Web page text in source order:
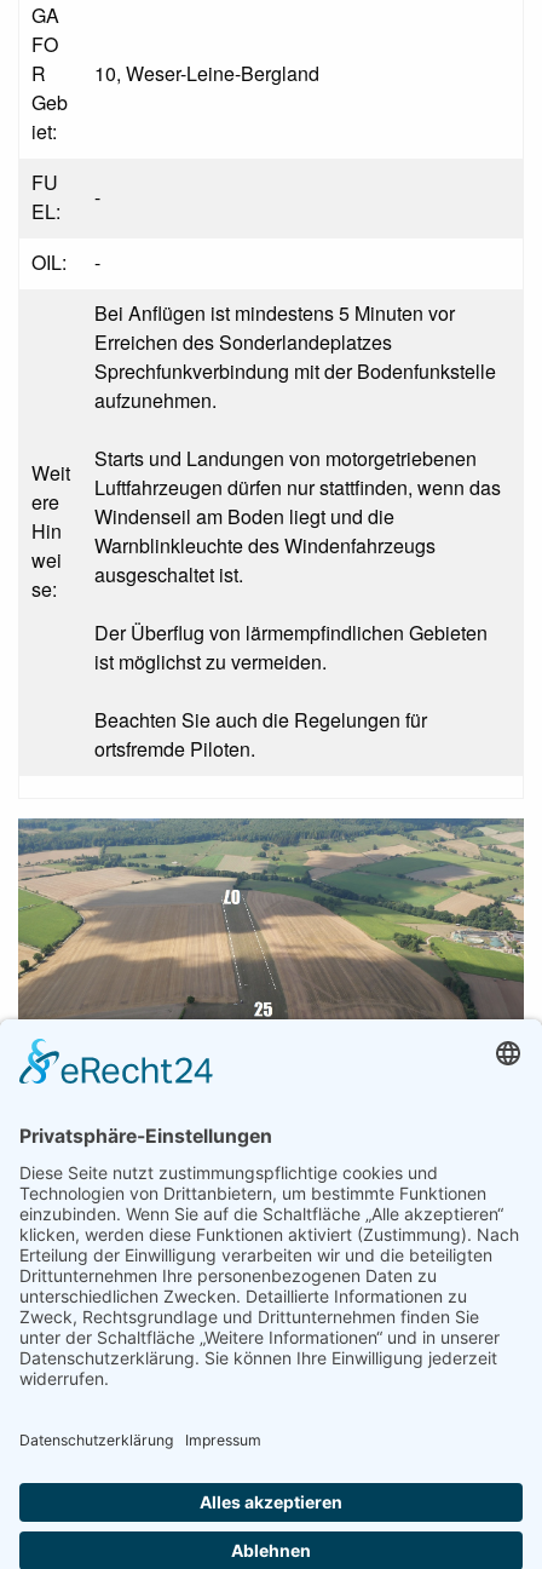
GA
FO
R
Geb
iet:
10, Weser-Leine-Bergland
FU
EL:
-
OIL: -
Weit
ere
Hin
wei
se:
Bei Anflügen ist mindestens 5 Minuten vor
Erreichen des Sonderlandeplatzes
Sprechfunkverbindung mit der Bodenfunkstelle
aufzunehmen.
Starts und Landungen von motorgetriebenen
Luftfahrzeugen dürfen nur stattfinden, wenn das
Windenseil am Boden liegt und die
Warnblinkleuchte des Windenfahrzeugs
ausgeschaltet ist.
Der Überflug von lärmempfindlichen Gebieten
ist möglichst zu vermeiden.
Beachten Sie auch die Regelungen für
ortsfremde Piloten.
Kontakt
Impressum
Datenschutz
Sitemap
Cookie-Einstellungen
Luftsportvereinigung Solling e.V.
Malliehäger Straße 17
37170 Uslar
Kontakt
E-Mail